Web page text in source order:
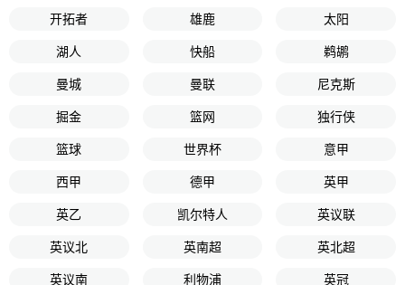
开拓者 雄鹿 太阳
湖人 快船 鹈鹕
曼城 曼联 尼克斯
掘金 篮网 独行侠
篮球 世界杯 意甲
西甲 德甲 英甲
英乙 凯尔特人 英议联
英议北 英南超 英北超
英议南 利物浦 英冠